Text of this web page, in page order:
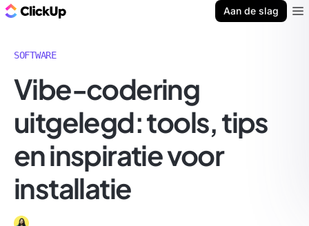
Aan de slag
SOFTWARE
Vibe-codering
uitgelegd: tools, tips
en inspiratie voor
installatie